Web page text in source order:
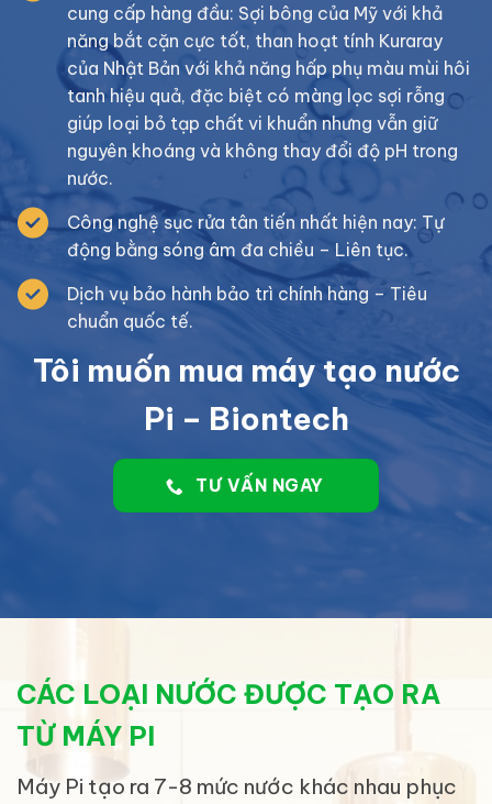
cung cấp hàng đầu: Sợi bông của Mỹ với khả
năng bắt cặn cực tốt, than hoạt tính Kuraray
của Nhật Bản với khả năng hấp phụ màu mùi hôi
tanh hiệu quả, đặc biệt có màng lọc sợi rỗng
giúp loại bỏ tạp chất vi khuẩn nhưng vẫn giữ
nguyên khoáng và không thay đổi độ pH trong
nước.
Công nghệ sục rửa tân tiến nhất hiện nay: Tự
động bằng sóng âm đa chiều – Liên tục.
Dịch vụ bảo hành bảo trì chính hàng – Tiêu
chuẩn quốc tế.
Tôi muốn mua máy tạo nước
Pi – Biontech
TƯ VẤN NGAY
CÁC LOẠI NƯỚC ĐƯỢC TẠO RA
TỪ MÁY PI
Máy Pi tạo ra 7-8 mức nước khác nhau phục